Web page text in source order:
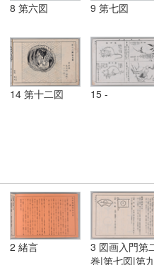
8 第六図 9 第七図
14 第十二図 15 -
2 緒言
3 図画入門第
巻|第七図|第